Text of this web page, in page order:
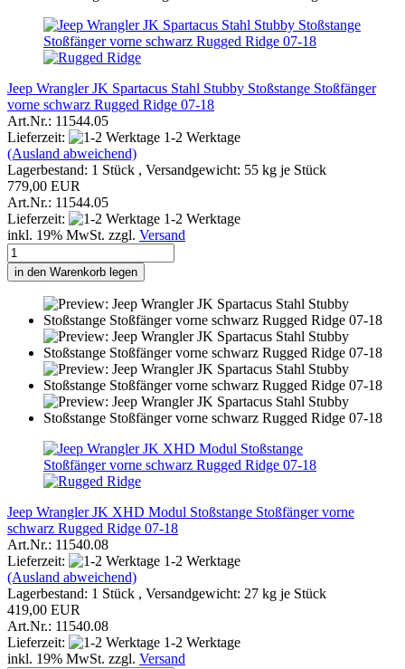
Jeep Wrangler JK Spartacus Stahl Stubby Stoßstange Stoßfänger
vorne schwarz Rugged Ridge 07-18
Art.Nr.: 11544.05
Lieferzeit:
1-2 Werktage
(Ausland abweichend)
Lagerbestand: 1 Stück , Versandgewicht: 55 kg je Stück
779,00 EUR
Art.Nr.: 11544.05
Lieferzeit:
1-2 Werktage
inkl. 19% MwSt. zzgl. Versand
in den Warenkorb legen
Jeep Wrangler JK XHD Modul Stoßstange Stoßfänger vorne
schwarz Rugged Ridge 07-18
Art.Nr.: 11540.08
Lieferzeit:
1-2 Werktage
(Ausland abweichend)
Lagerbestand: 1 Stück , Versandgewicht: 27 kg je Stück
419,00 EUR
Art.Nr.: 11540.08
Lieferzeit:
1-2 Werktage
inkl. 19% MwSt. zzgl. Versand